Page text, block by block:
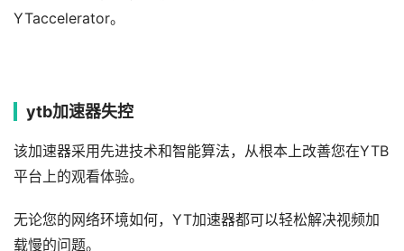
YTaccelerator。
ytb加速器失控
该加速器采用先进技术和智能算法，从根本上改善您在YTB
平台上的观看体验。
无论您的网络环境如何，YT加速器都可以轻松解决视频加
载慢的问题。